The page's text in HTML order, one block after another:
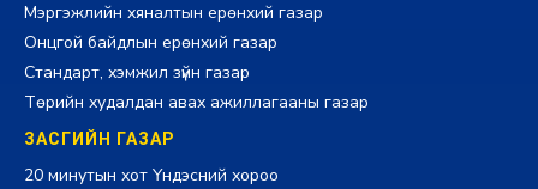
Мэргэжлийн хяналтын ерөнхий газар
Онцгой байдлын ерөнхий газар
Стандарт, хэмжил зүйн газар
Төрийн худалдан авах ажиллагааны газар
ЗАСГИЙН ГАЗАР
20 минутын хот Үндэсний хороо